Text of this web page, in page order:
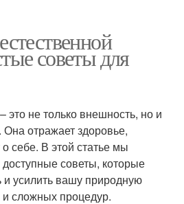
советы для
это не только внешность, но и
отражает здоровье,
себе. В этой статье мы
советы, которые
и усилить вашу природную
и сложных процедур.